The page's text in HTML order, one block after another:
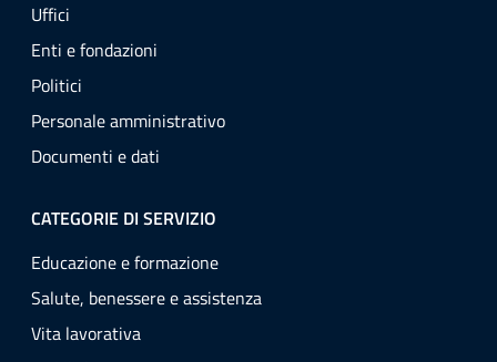
Uffici
Enti e fondazioni
Politici
Personale amministrativo
Documenti e dati
CATEGORIE DI SERVIZIO
Educazione e formazione
Salute, benessere e assistenza
Vita lavorativa